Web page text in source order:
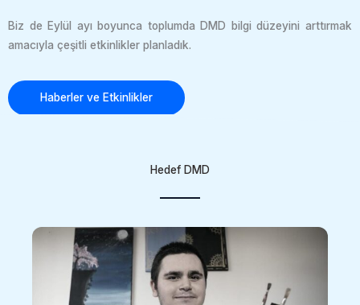
Biz de Eylül ayı boyunca toplumda DMD bilgi düzeyini arttırmak
amacıyla çeşitli etkinlikler planladık.
Haberler ve Etkinlikler
Hedef DMD